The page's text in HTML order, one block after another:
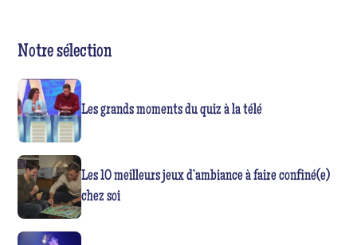
Notre sélection
Les grands moments du quiz à la télé
Les 10 meilleurs jeux d’ambiance à faire confiné(e)
chez soi